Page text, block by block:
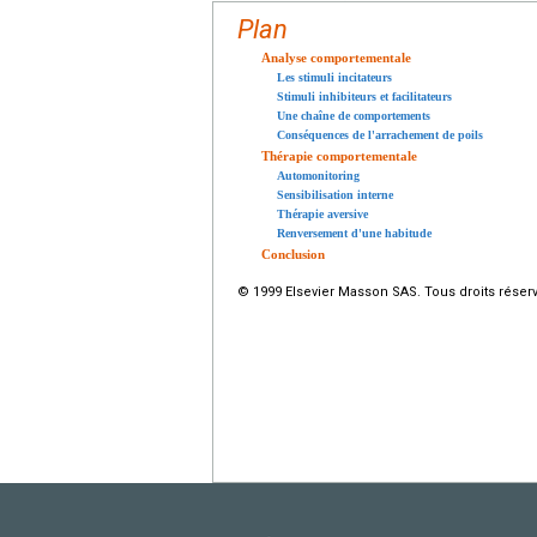
Plan
Analyse comportementale
Les stimuli incitateurs
Stimuli inhibiteurs et facilitateurs
Une chaîne de comportements
Conséquences de l'arrachement de poils
Thérapie comportementale
Automonitoring
Sensibilisation interne
Thérapie aversive
Renversement d'une habitude
Conclusion
© 1999 Elsevier Masson SAS. Tous droits